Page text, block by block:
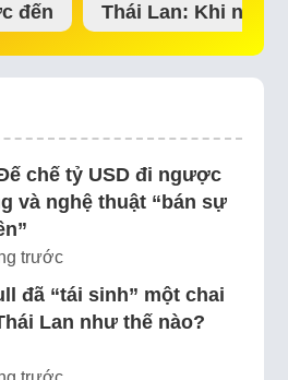
đến
Thái Lan: Khi niềm
tin thị trường bắt…
chế tỷ USD đi ngược
và nghệ thuật “bán sự
trước
đã “tái sinh” một chai
Lan như thế nào?